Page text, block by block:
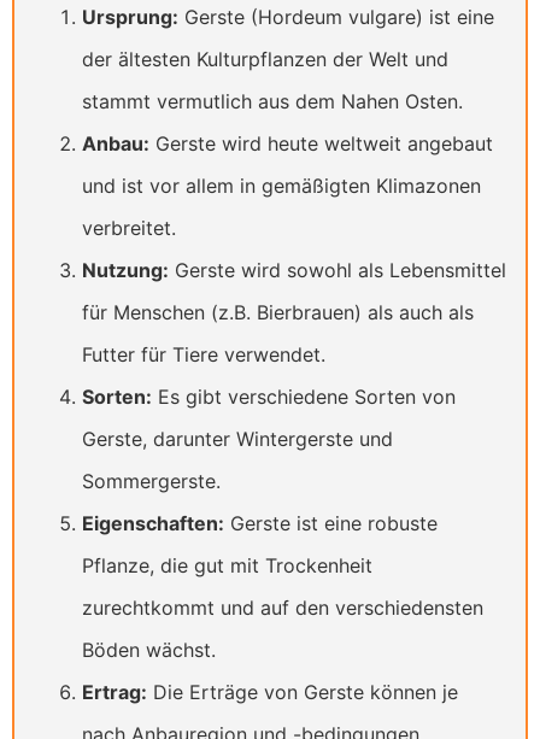
Ursprung: Gerste (Hordeum vulgare) ist eine
der ältesten Kulturpflanzen der Welt und
stammt vermutlich aus dem Nahen Osten.
Anbau: Gerste wird heute weltweit angebaut
und ist vor allem in gemäßigten Klimazonen
verbreitet.
Nutzung: Gerste wird sowohl als Lebensmittel
für Menschen (z.B. Bierbrauen) als auch als
Futter für Tiere verwendet.
Sorten: Es gibt verschiedene Sorten von
Gerste, darunter Wintergerste und
Sommergerste.
Eigenschaften: Gerste ist eine robuste
Pflanze, die gut mit Trockenheit
zurechtkommt und auf den verschiedensten
Böden wächst.
Ertrag: Die Erträge von Gerste können je
nach Anbauregion und -bedingungen